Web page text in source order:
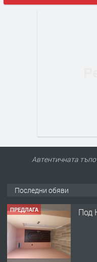
Автентичната
Последни обяви
ПРЕДЛАГА Под